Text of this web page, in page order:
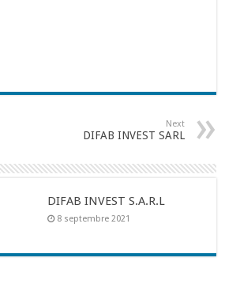
Next
DIFAB INVEST SARL
DIFAB INVEST S.A.R.L
8 septembre 2021